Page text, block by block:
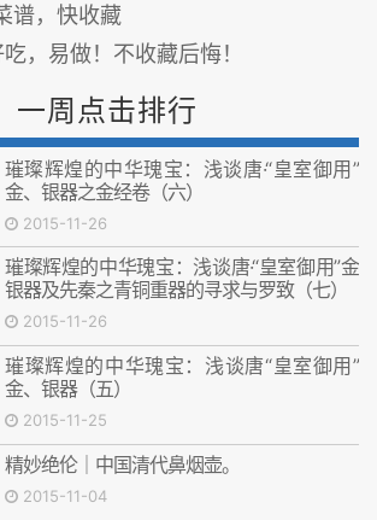
谱，快收藏
，易做！不收藏后悔！
一周点击排行
璀璨辉煌的中华瑰宝：浅谈唐·“皇室御用”
金、银器之金经卷（六）
2015-11-26
璀璨辉煌的中华瑰宝：浅谈唐·“皇室御用”金
银器及先秦之青铜重器的寻求与罗致（七）
2015-11-26
璀璨辉煌的中华瑰宝：浅谈唐“皇室御用”
金、银器（五）
2015-11-25
精妙绝伦｜中国清代鼻烟壶。
2015-11-04